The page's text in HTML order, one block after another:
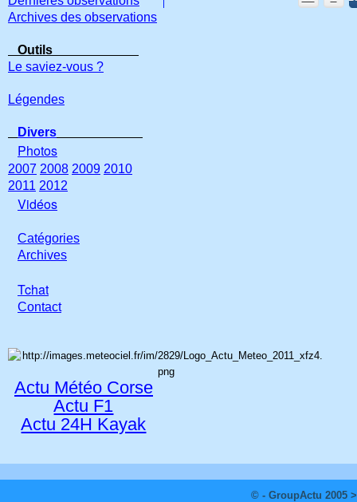
Archives des observations
Outils
Le saviez-vous ?
Légendes
Divers
Photos
2007 2008 2009 2010
2011 2012
Vidéos
Catégories
Archives
Tchat
Contact
Actu Météo Corse
Actu F1
Actu 24H Kayak
© - GroupActu 2005